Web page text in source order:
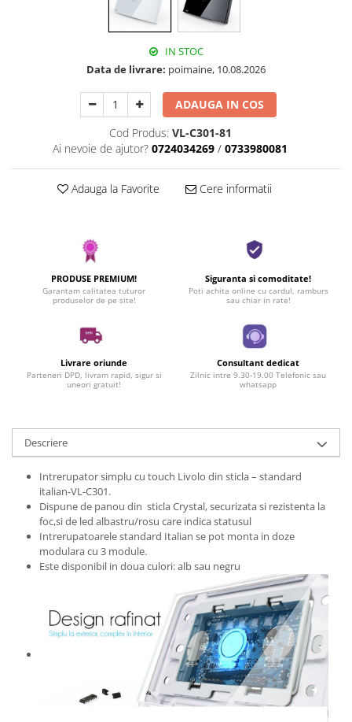
IN STOC
Data de livrare: poimaine, 10.08.2026
ADAUGA IN COS
Cod Produs: VL-C301-81
Ai nevoie de ajutor? 0724034269 / 0733980081
Adauga la Favorite Cere informatii
PRODUSE PREMIUM!
Garantam calitatea tuturor
produselor de pe site!
Siguranta si comoditate!
Poti achita online cu cardul, ramburs
sau chiar in rate!
Livrare oriunde
Parteneri DPD, livram rapid, sigur si
uneori gratuit!
Consultant dedicat
Zilnic intre 9.30-19.00 Telefonic sau
whatsapp
Descriere
Intrerupator simplu cu touch Livolo din sticla – standard
italian-VL-C301.
Dispune de panou din sticla Crystal, securizata si rezistenta la
foc,si de led albastru/rosu care indica statusul
Intrerupatoarele standard Italian se pot monta in doze
modulara cu 3 module.
Este disponibil in doua culori: alb sau negru